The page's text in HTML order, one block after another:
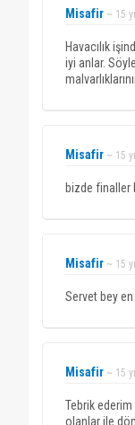
Misafir ~ 15
Havacılık
iyi anlar.
Misafir ~ 15
bizde finaller
Misafir ~ 15
Servet bey
Misafir ~ 15
Tebrik
olanlar ile